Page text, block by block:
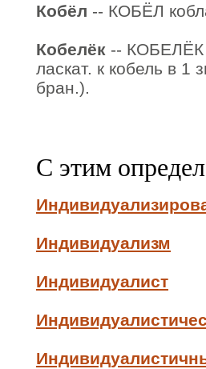
Кобёл -- КОБЁЛ
Кобелёк -- КОБЕЛЁК
ласкат. к кобель в 1
бран.).
С этим
Индивидуализм
Индивидуалист